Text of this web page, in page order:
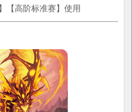
【高阶标准赛】使用